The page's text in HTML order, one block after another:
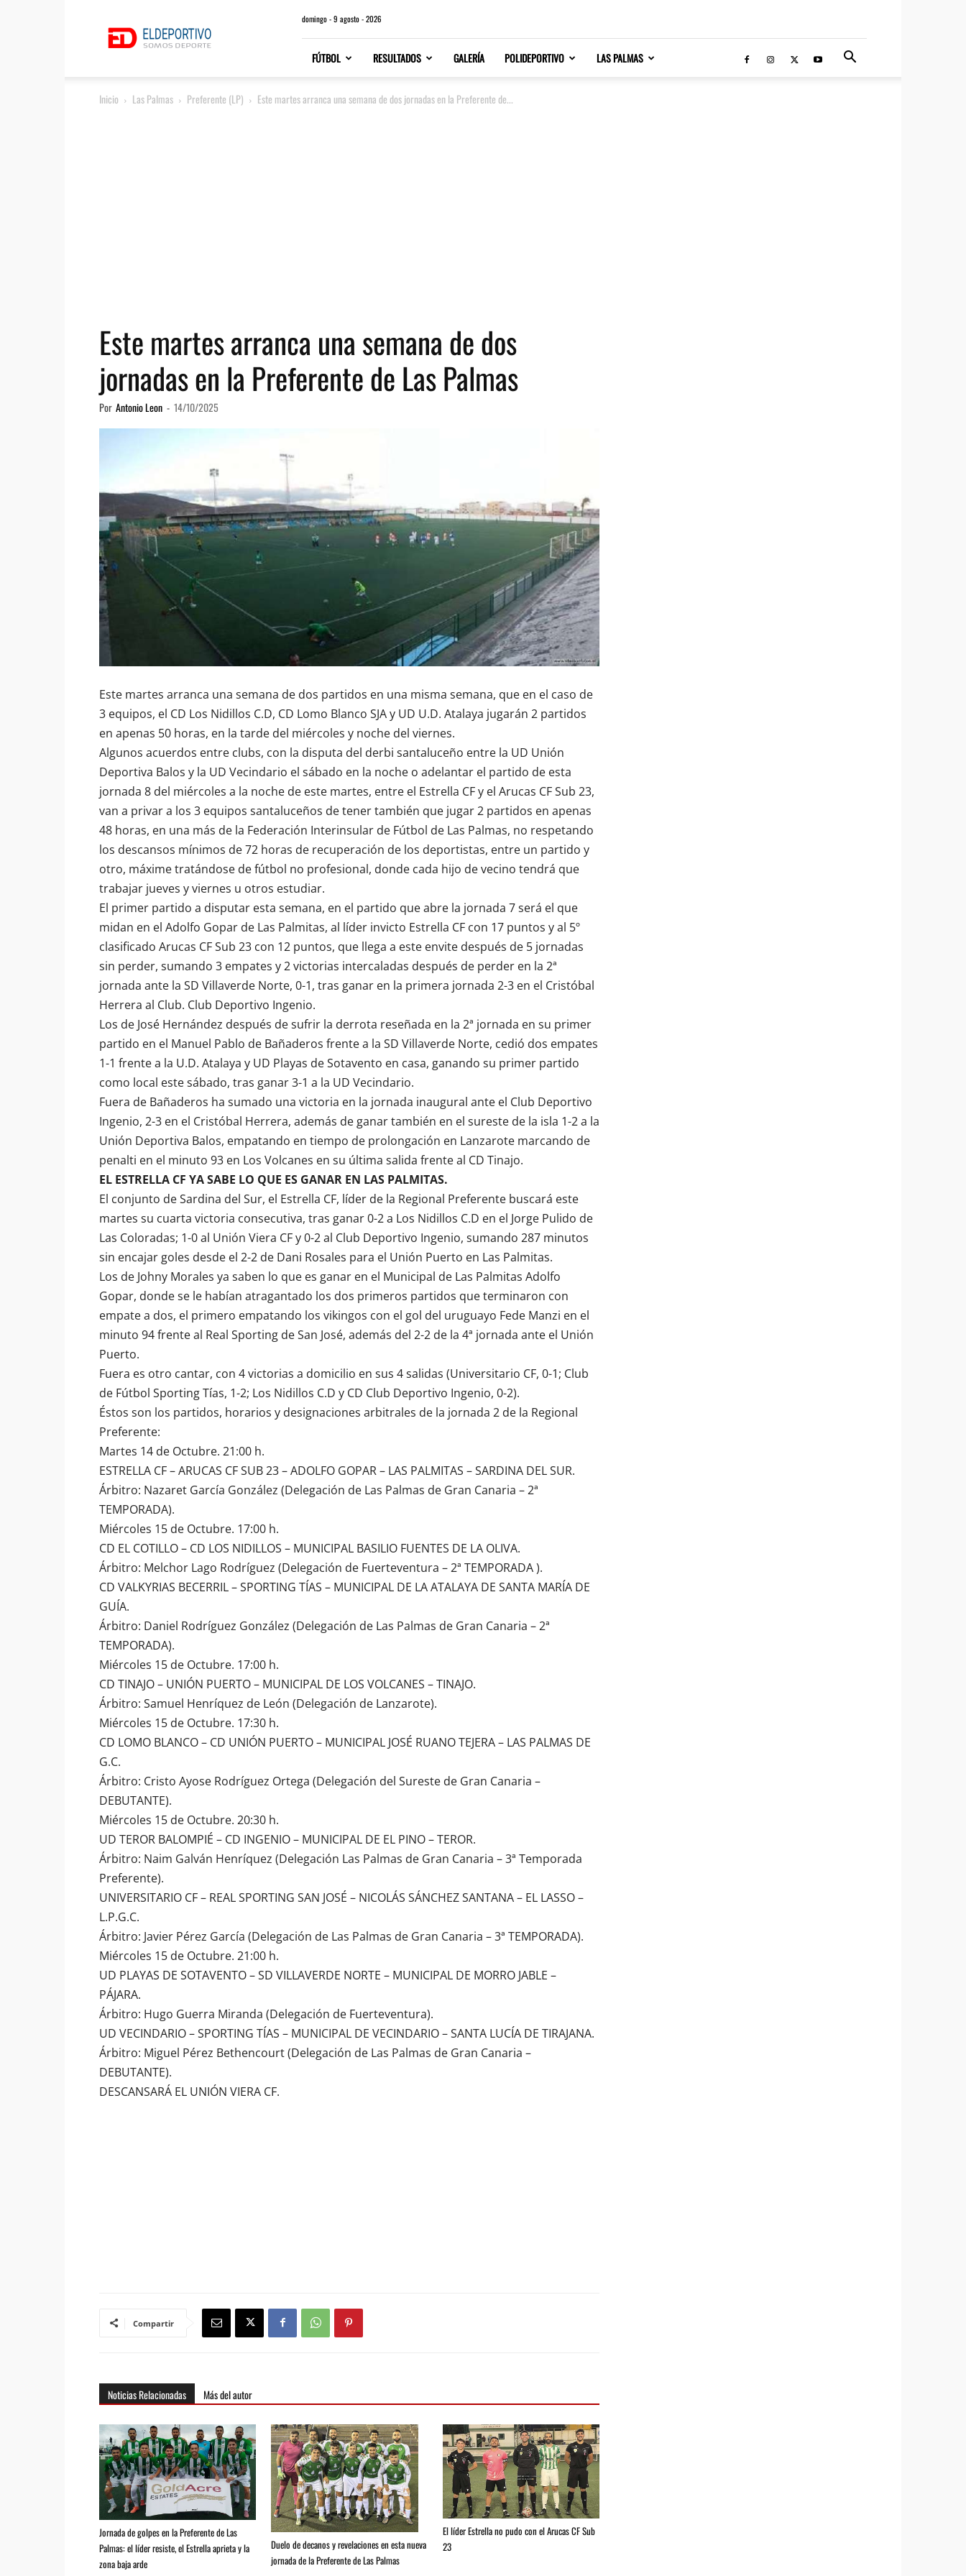
domingo - 9 agosto - 2026
FÚTBOL RESULTADOS GALERÍA POLIDEPORTIVO LAS PALMAS
Inicio Las Palmas Preferente (LP) Este martes arranca una semana de dos jornadas en la Preferente de...
Este martes arranca una semana de dos
jornadas en la Preferente de Las Palmas
Por Antonio Leon - 14/10/2025
Este martes arranca una semana de dos partidos en una misma semana, que en el caso de
3 equipos, el CD Los Nidillos C.D, CD Lomo Blanco SJAy UD U.D. Atalaya jugarán 2 partidos
en apenas 50 horas, en la tarde del miércoles y noche del viernes.
Algunos acuerdos entre clubs, con la disputa del derbi santaluceño entre la UD Unión
Deportiva Balos y la UD Vecindario el sábado en la noche o adelantar el partido de esta
jornada 8 del miércoles a la noche de este martes, entre el Estrella CF y el Arucas CF Sub 23,
van a privar a los 3 equipos santaluceños de tener también que jugar 2 partidos en apenas
48 horas, en una más de la Federación Interinsular de Fútbol de Las Palmas, no respetando
los descansos mínimos de 72 horas de recuperación de los deportistas, entre un partido y
otro, máxime tratándose de fútbol no profesional, donde cada hijo de vecino tendrá que
trabajar jueves y viernes u otros estudiar.
El primer partido a disputar esta semana, en el partido que abre la jornada 7 será el que
midan en el Adolfo Gopar de Las Palmitas, al líder invicto Estrella CF con 17 puntos y al 5º
clasificado Arucas CFSub 23 con 12 puntos, que llega a este envite después de 5 jornadas
sin perder, sumando 3 empates y 2 victorias intercaladas después de perder en la 2ª
jornada ante la SD Villaverde Norte, 0-1, tras ganar en la primera jornada 2-3 en el Cristóbal
Herrera al Club. Club Deportivo Ingenio.
Los de José Hernández después de sufrir la derrota reseñada en la 2ª jornada en su primer
partido en el Manuel Pablo de Bañaderos frente a la SD Villaverde Norte, cedió dos empates
1-1 frente a la U.D. Atalaya y UD Playas de Sotavento en casa, ganando su primer partido
como local este sábado, tras ganar 3-1 a la UD Vecindario.
Fuera de Bañaderos ha sumado una victoria en la jornada inaugural ante el Club Deportivo
Ingenio, 2-3 en el Cristóbal Herrera, además de ganar también en el sureste de la isla 1-2 a la
Unión Deportiva Balos, empatando en tiempo de prolongación en Lanzarote marcando de
penalti en el minuto 93 en Los Volcanes en su última salida frente al CD Tinajo.
EL ESTRELLA CF YA SABE LO QUE ES GANAR EN LAS PALMITAS.
El conjunto de Sardina del Sur, el Estrella CF, líder de la Regional Preferente buscará este
martes su cuarta victoria consecutiva, tras ganar 0-2 a Los Nidillos C.D en el Jorge Pulido de
Las Coloradas; 1-0 al Unión Viera CF y 0-2 al Club Deportivo Ingenio, sumando 287 minutos
sin encajar goles desde el 2-2 de Dani Rosales para el Unión Puerto en Las Palmitas.
Los de Johny Morales ya saben lo que es ganar en el Municipal de Las Palmitas Adolfo
Gopar, donde se le habían atragantado los dos primeros partidos que terminaron con
empate a dos, el primero empatando los vikingos con el gol del uruguayo Fede Manzi en el
minuto 94 frente al Real Sporting de San José, además del 2-2 de la 4ª jornada ante el Unión
Puerto.
Fuera es otro cantar, con 4 victorias a domicilio en sus 4 salidas (Universitario CF, 0-1; Club
de Fútbol Sporting Tías, 1-2; Los Nidillos C.D y CD Club Deportivo Ingenio, 0-2).
Éstos son los partidos, horarios y designaciones arbitrales de la jornada 2 de la Regional
Preferente:
Martes 14 de Octubre. 21:00 h.
ESTRELLA CF – ARUCAS CF SUB 23 – ADOLFO GOPAR – LAS PALMITAS – SARDINA DEL SUR.
Árbitro: Nazaret García González (Delegación de Las Palmas de Gran Canaria – 2ª
TEMPORADA).
Miércoles 15 de Octubre. 17:00 h.
CD EL COTILLO – CD LOS NIDILLOS – MUNICIPAL BASILIO FUENTES DE LA OLIVA.
Árbitro: Melchor Lago Rodríguez (Delegación de Fuerteventura – 2ª TEMPORADA ).
CD VALKYRIAS BECERRIL – SPORTING TÍAS – MUNICIPAL DE LA ATALAYA DE SANTA MARÍA DE
GUÍA.
Árbitro: Daniel Rodríguez González (Delegación de Las Palmas de Gran Canaria – 2ª
TEMPORADA).
Miércoles 15 de Octubre. 17:00 h.
CD TINAJO – UNIÓN PUERTO – MUNICIPAL DE LOS VOLCANES – TINAJO.
Árbitro: Samuel Henríquez de León (Delegación de Lanzarote).
Miércoles 15 de Octubre. 17:30 h.
CD LOMO BLANCO – CD UNIÓN PUERTO – MUNICIPAL JOSÉ RUANO TEJERA – LAS PALMAS DE
G.C.
Árbitro: Cristo Ayose Rodríguez Ortega (Delegación del Sureste de Gran Canaria –
DEBUTANTE).
Miércoles 15 de Octubre. 20:30 h.
UD TEROR BALOMPIÉ – CD INGENIO – MUNICIPAL DE EL PINO – TEROR.
Árbitro: Naim Galván Henríquez (Delegación Las Palmas de Gran Canaria – 3ª Temporada
Preferente).
UNIVERSITARIO CF – REAL SPORTING SAN JOSÉ – NICOLÁS SÁNCHEZ SANTANA – EL LASSO –
L.P.G.C.
Árbitro: Javier Pérez García (Delegación de Las Palmas de Gran Canaria – 3ª TEMPORADA).
Miércoles 15 de Octubre. 21:00 h.
UD PLAYAS DE SOTAVENTO – SD VILLAVERDE NORTE – MUNICIPAL DE MORRO JABLE –
PÁJARA.
Árbitro: Hugo Guerra Miranda (Delegación de Fuerteventura).
UD VECINDARIO – SPORTING TÍAS – MUNICIPAL DE VECINDARIO – SANTA LUCÍA DE TIRAJANA.
Árbitro: Miguel Pérez Bethencourt (Delegación de Las Palmas de Gran Canaria –
DEBUTANTE).
DESCANSARÁ EL UNIÓN VIERA CF.
Compartir
Noticias Relacionadas Más del autor
Jornada de golpes en la Preferente de Las
Palmas: el líder resiste, el Estrella aprieta y la
zona baja arde
Duelo de decanos y revelaciones en esta nueva
jornada de la Preferente de Las Palmas
El líder Estrella no pudo con el Arucas CF Sub
23